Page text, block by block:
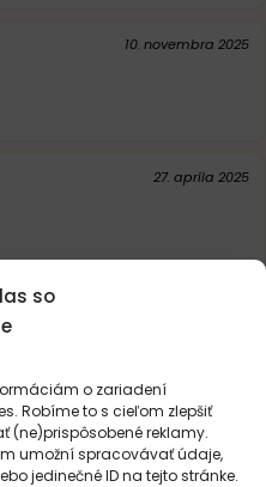
so
o zariadení
Robíme to s cieľom zlepšiť
(ne)prispôsobené reklamy.
umožní spracovávať údaje,
jedinečné ID na tejto stránke.
10. novembra 2025
27. apríla 2025
RECENZIE
ZAUJÍMAŤ